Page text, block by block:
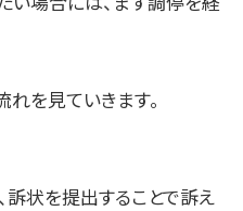
を見ていきます。
訴状を提出することで訴え